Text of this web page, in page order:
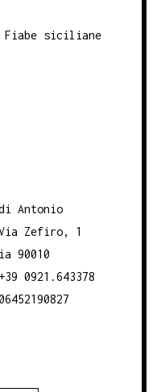
Fiabe siciliane
Antonio
Zefiro, 1
90010
0921.643378